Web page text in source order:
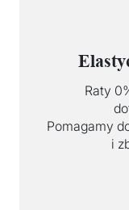
Raty
Pomagamy
i